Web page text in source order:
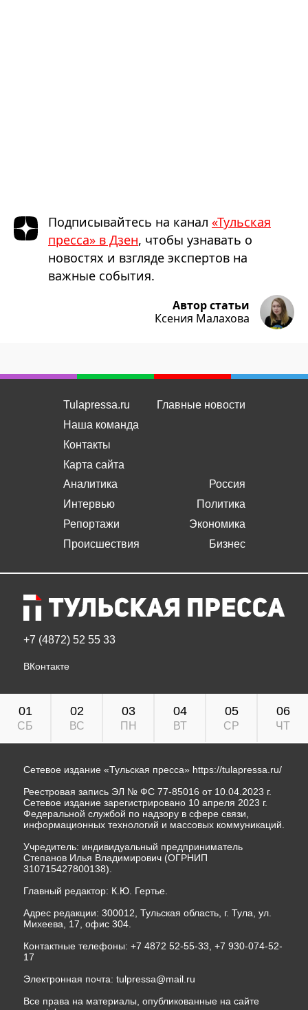
Подписывайтесь на канал «Тульская
пресса» в Дзен, чтобы узнавать о
новостях и взгляде экспертов на
важные события.
Автор статьи
Ксения Малахова
Tulapressa.ru
Наша команда
Контакты
Карта сайта
Главные новости
Аналитика
Интервью
Репортажи
Происшествия
Россия
Политика
Экономика
Бизнес
+7 (4872) 52 55 33
ВКонтакте
01
СБ
02
ВС
03
ПН
04
ВТ
05
СР
06
ЧТ
Сетевое издание «Тульская пресса» https://tulapressa.ru/
Реестровая запись ЭЛ № ФС 77-85016 от 10.04.2023 г.
Сетевое издание зарегистрировано 10 апреля 2023 г.
Федеральной службой по надзору в сфере связи,
информационных технологий и массовых коммуникаций.
Учредитель: индивидуальный предприниматель
Степанов Илья Владимирович (ОГРНИП
310715427800138).
Главный редактор: К.Ю. Гертье.
Адрес редакции: 300012, Тульская область, г. Тула, ул.
Михеева, 17, офис 304.
Контактные телефоны: +7 4872 52-55-33, +7 930-074-52-
17
Электронная почта: tulpressa@mail.ru
Все права на материалы, опубликованные на сайте